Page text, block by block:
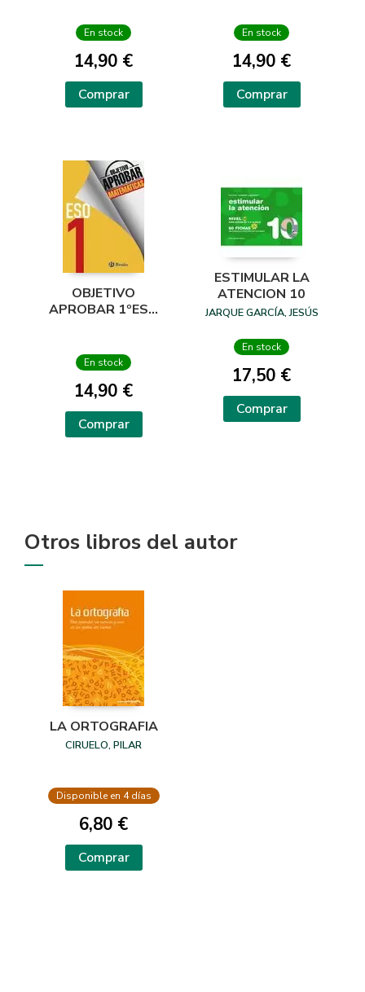
En stock
14,90 €
Comprar
En stock
14,90 €
Comprar
OBJETIVO
APROBAR 1ºESO
En stock
14,90 €
Comprar
ESTIMULAR LA
ATENCION 10
JARQUE GARCÍA, JESÚS
En stock
17,50 €
Comprar
Otros libros del autor
LA ORTOGRAFIA
CIRUELO, PILAR
Disponible en 4 días
6,80 €
Comprar